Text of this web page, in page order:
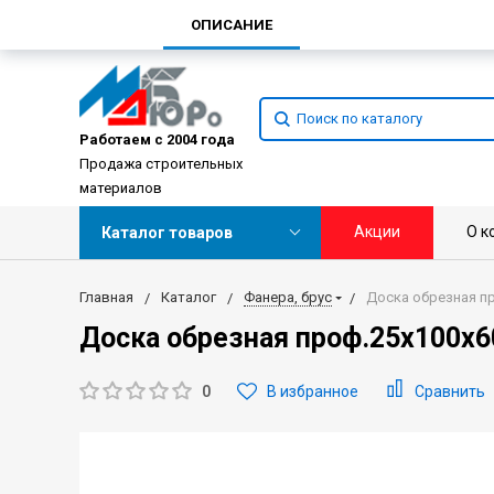
Работаем с 2004 года
Продажа строительных
материалов
Каталог товаров Акции О
Главная Каталог Фанера, брус Доска обрезная
Доска обрезная
0 В избранное Сравнить
ОПИСАНИЕ